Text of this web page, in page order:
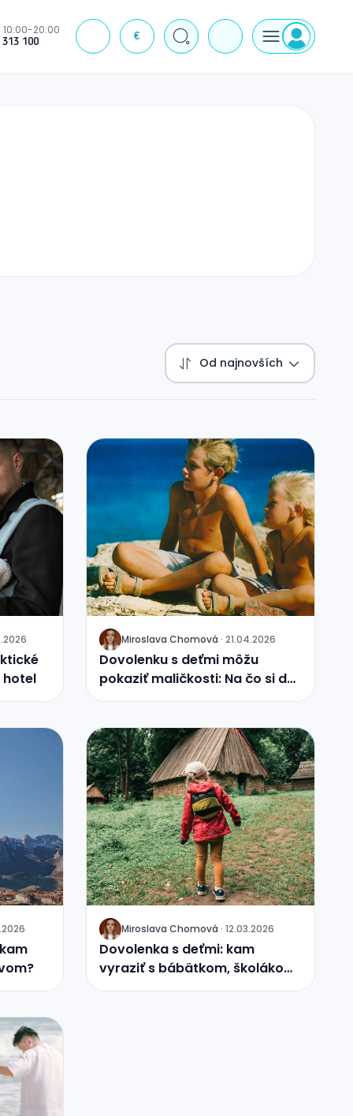
20:00
100 € J
Od najnovších
J Miroslava Chomová · 21.04.2026
Dovolenku s deťmi môžu
pokaziť maličkosti: Na čo si dať
pozor?
J Miroslava Chomová · 12.03.2026
Dovolenka s deťmi: kam
vyraziť s bábätkom, školákom
či tínedžerom?